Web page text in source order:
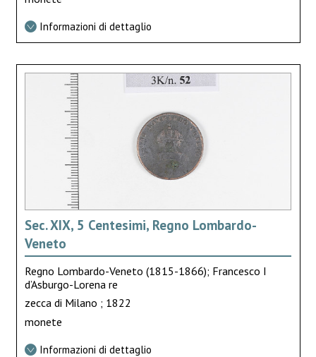
Informazioni di dettaglio
Sec. XIX, 5 Centesimi, Regno Lombardo-
Veneto
Regno Lombardo-Veneto (1815-1866); Francesco I
d’Asburgo-Lorena re
zecca di Milano ; 1822
monete
Informazioni di dettaglio